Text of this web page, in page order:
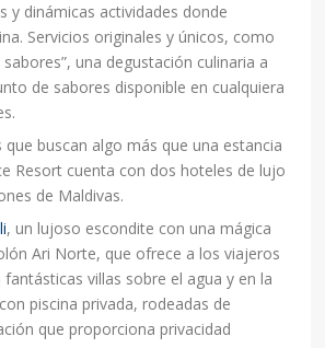
y dinámicas actividades donde
Servicios originales y únicos, como
una degustación culinaria a
de sabores disponible en cualquiera
que buscan algo más que una estancia
Resort cuenta con dos hoteles de lujo
de Maldivas.
, un lujoso escondite con una mágica
Ari Norte, que ofrece a los viajeros
villas sobre el agua y en la
piscina privada, rodeadas de
que proporciona privacidad